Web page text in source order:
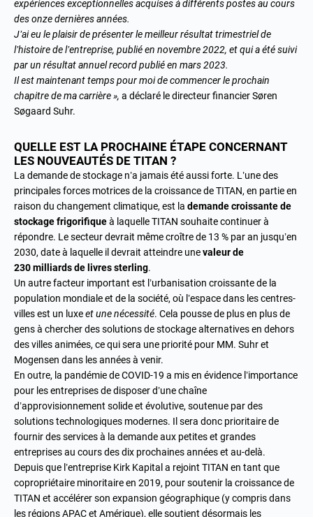
expériences exceptionnelles acquises à différents postes au cours
des onze dernières années.
J’ai eu le plaisir de présenter le meilleur résultat trimestriel de
l’histoire de l’entreprise, publié en novembre 2022, et qui a été suivi
par un résultat annuel record publié en mars 2023.
Il est maintenant temps pour moi de commencer le prochain
chapitre de ma carrière », a déclaré le directeur financierSøren
Søgaard Suhr.
QUELLE EST LA PROCHAINE ÉTAPE CONCERNANT
LES NOUVEAUTÉS DE TITAN ?
La demande de stockage n’a jamais été aussi forte. L’une des
principales forces motrices de la croissance de TITAN, en partie en
raison du changement climatique, est la demande croissante de
stockage frigorifiqueà laquelle TITAN souhaite continuer à
répondre. Le secteur devrait même croître de 13 % par an jusqu’en
2030, date à laquelle il devrait atteindre unevaleur de
230 milliards de livres sterling.
Un autre facteur important est l’urbanisation croissante de la
population mondiale et de la société, où l’espace dans les centres-
villes est un luxeet une nécessité. Cela pousse de plus en plus de
gens à chercher des solutions de stockage alternatives en dehors
des villes animées, ce qui sera une priorité pour MM. Suhr et
Mogensen dans les années à venir.
En outre, la pandémie de COVID-19 a mis en évidence l’importance
pour les entreprises de disposer d’une chaîne
d’approvisionnement solide et évolutive, soutenue par des
solutions technologiques modernes. Il sera donc prioritaire de
fournir des services à la demande aux petites et grandes
entreprises au cours des dix prochaines années et au-delà.
Depuis que l’entreprise Kirk Kapital a rejoint TITAN en tant que
copropriétaire minoritaire en 2019, pour soutenir la croissance de
TITAN et accélérer son expansion géographique (y compris dans
les régions APAC et Amérique), elle soutient désormais les